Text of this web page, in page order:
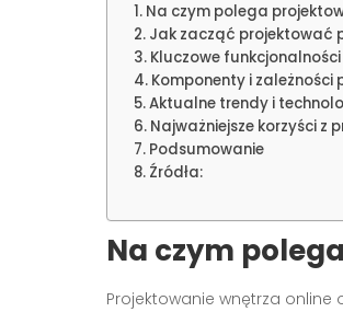
Na czym polega
Jak zacząć projektować
Kluczowe
Komponenty i
Aktualne trendy i
Najważniejsze korzyści z
Podsumowanie
Źródła:
Na czym
Projektowanie wnętrza